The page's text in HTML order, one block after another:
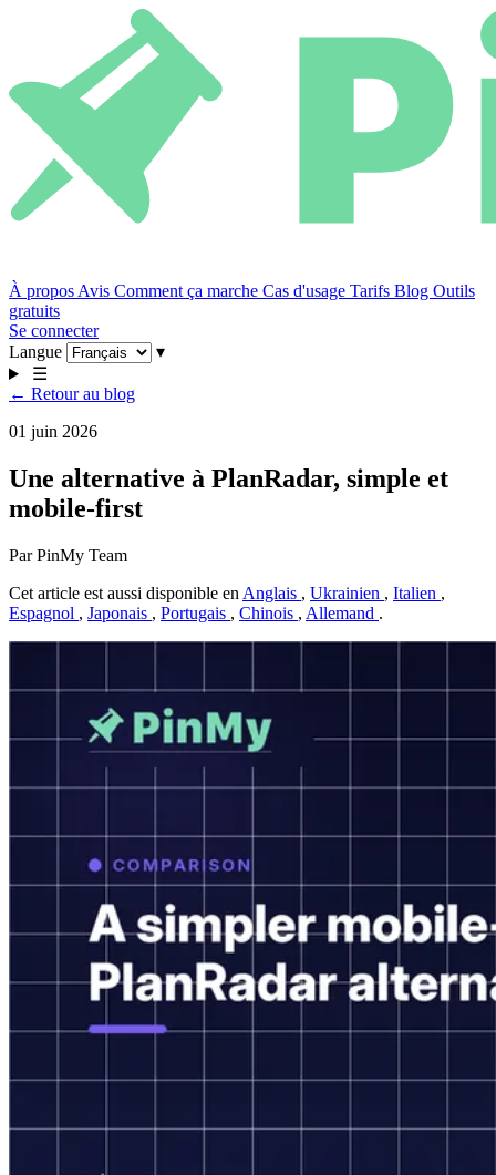
À propos Avis Comment ça marche Cas d'usage Tarifs Blog Outils
gratuits
Se connecter
Langue
▾
☰
← Retour au blog
01 juin 2026
Une alternative à PlanRadar, simple et
mobile-first
Par PinMy Team
Cet article est aussi disponible en Anglais , Ukrainien , Italien ,
Espagnol , Japonais , Portugais , Chinois , Allemand .